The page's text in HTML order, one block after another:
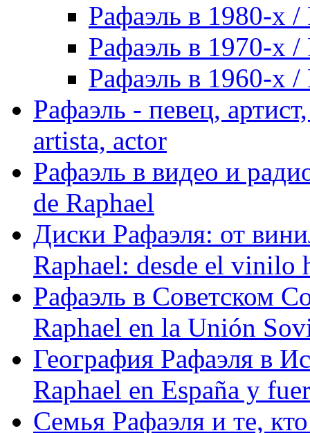
Рафаэль в 1980-х /
Рафаэль в 1970-х /
Рафаэль в 1960-х /
Рафаэль - певец,
artista, actor
Рафаэль в видео и
de Raphael
Диски Рафаэля: от
Raphael: desde el vinilo
Рафаэль в Советском
Raphael en la Unión
География Рафаэля в
Raphael en España y
Семья Рафаэля и те,